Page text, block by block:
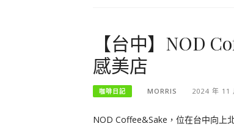
【台中】NOD
感美店
咖啡日記 MORRIS 2024 年 11
NOD Coffee&Sake，位在台中向上